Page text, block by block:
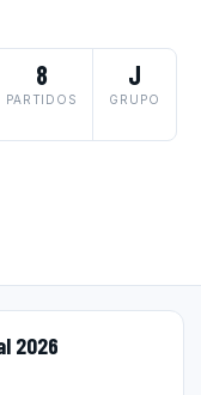
8
PARTIDOS
J
GRUPO
2026